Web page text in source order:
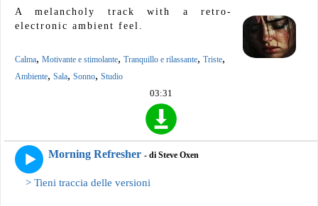
A melancholy track with a retro-
electronic ambient feel.
Calma, Motivante e stimolante, Tranquillo e rilassante, Triste,
Ambiente, Sala, Sonno, Studio
03:31
Morning Refresher - di Steve Oxen
> Tieni traccia delle versioni